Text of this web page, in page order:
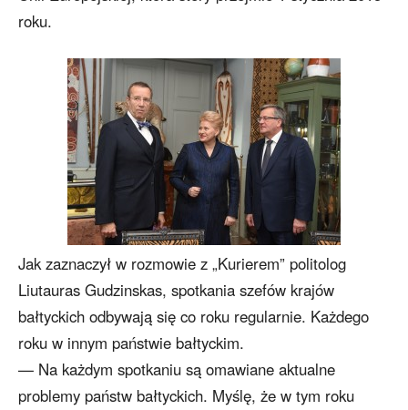
roku.
Jak zaznaczył w rozmowie z „Kurierem” politolog
Liutauras Gudzinskas, spotkania szefów krajów
bałtyckich odbywają się co roku regularnie. Każdego
roku w innym państwie bałtyckim.
— Na każdym spotkaniu są omawiane aktualne
problemy państw bałtyckich. Myślę, że w tym roku